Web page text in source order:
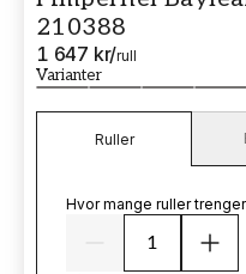
210388
1 647 kr/rull
Varianter
Ruller
Hvor mange ruller